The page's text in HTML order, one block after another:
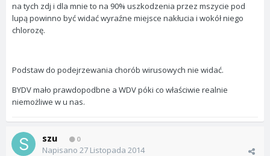
na tych zdj i dla mnie to na 90% uszkodzenia przez mszycie pod
lupą powinno być widać wyraźne miejsce nakłucia i wokół niego
chlorozę.
Podstaw do podejrzewania chorób wirusowych nie widać.
BYDV mało prawdopodbne a WDV póki co właściwie realnie
niemożliwe w u nas.
szu 0
Napisano 27 Listopada 2014